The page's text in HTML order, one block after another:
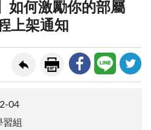
如何激勵你的部屬
上架通知
04
組